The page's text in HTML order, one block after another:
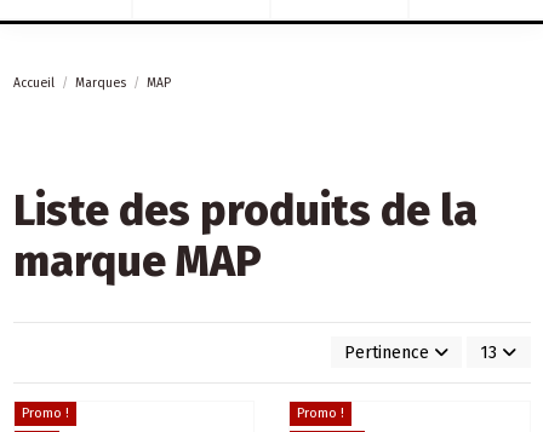
Accueil Marques MAP
Liste des produits de la
marque MAP
Pertinence 13
Promo !
Promo !